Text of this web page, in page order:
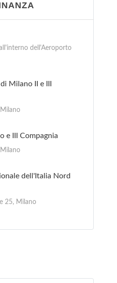
polispecialistica)
36, Milano
dell'Aeroporto
Milano II e III
e III Compagnia
dell'Italia Nord
25, Milano
Polizia
di Milano